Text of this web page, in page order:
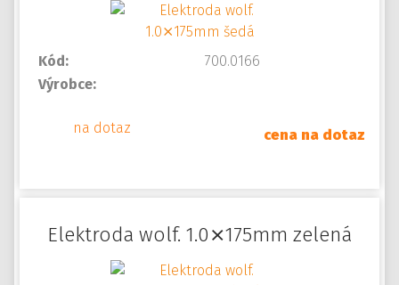
Kód:
700.0166
Výrobce:
na dotaz cena na dotaz
Elektroda wolf. 1.0⨯175mm zelená